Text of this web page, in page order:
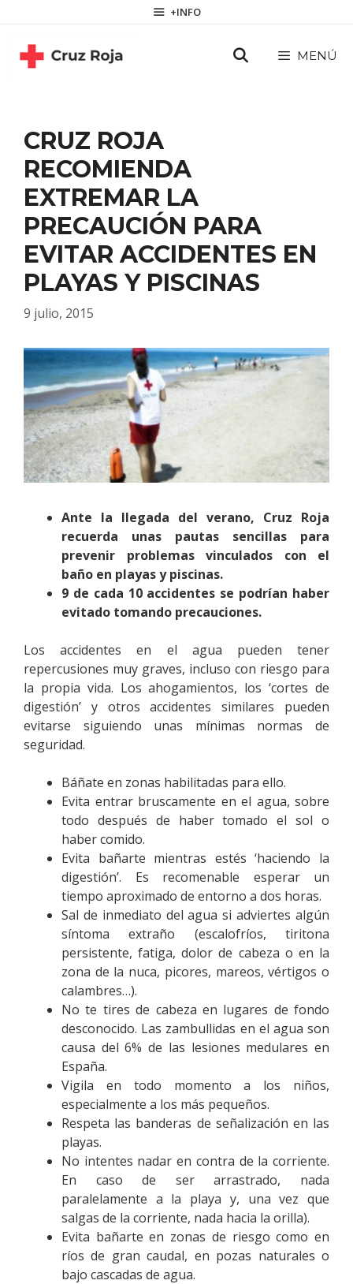
contenido
+INFO
MENÚ
CRUZ ROJA
RECOMIENDA
EXTREMAR LA
PRECAUCIÓN PARA
EVITAR ACCIDENTES EN
PLAYAS Y PISCINAS
9 julio, 2015
Ante la llegada del verano, Cruz Roja
recuerda unas pautas sencillas para
prevenir problemas vinculados con el
baño en playas y piscinas.
9 de cada 10 accidentes se podrían haber
evitado tomando precauciones.
Los accidentes en el agua pueden tener
repercusiones muy graves, incluso con riesgo para
la propia vida. Los ahogamientos, los ‘cortes de
digestión’ y otros accidentes similares pueden
evitarse siguiendo unas mínimas normas de
seguridad.
Báñate en zonas habilitadas para ello.
Evita entrar bruscamente en el agua, sobre
todo después de haber tomado el sol o
haber comido.
Evita bañarte mientras estés ‘haciendo la
digestión’. Es recomenable esperar un
tiempo aproximado de entorno a dos horas.
Sal de inmediato del agua si adviertes algún
síntoma extraño (escalofríos, tiritona
persistente, fatiga, dolor de cabeza o en la
zona de la nuca, picores, mareos, vértigos o
calambres…).
No te tires de cabeza en lugares de fondo
desconocido. Las zambullidas en el agua son
causa del 6% de las lesiones medulares en
España.
Vigila en todo momento a los niños,
especialmente a los más pequeños.
Respeta las banderas de señalización en las
playas.
No intentes nadar en contra de la corriente.
En caso de ser arrastrado, nada
paralelamente a la playa y, una vez que
salgas de la corriente, nada hacia la orilla).
Evita bañarte en zonas de riesgo como en
ríos de gran caudal, en pozas naturales o
bajo cascadas de agua.